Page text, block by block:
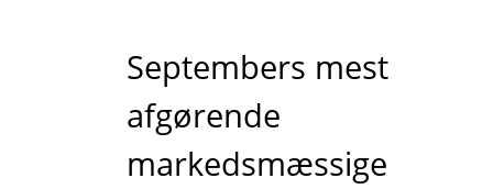
Septembers mest
afgørende
markedsmæssige